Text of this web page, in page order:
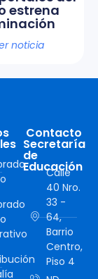
estrena
noticia
Contacto
Secretaría
de
Educación
Calle
40 Nro.
33 -
64,
Barrio
Centro,
Piso 4